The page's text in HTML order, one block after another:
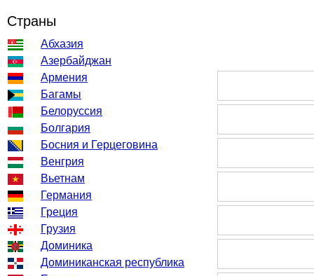
Страны
Абхазия
Азербайджан
Армения
Багамы
Белоруссия
Болгария
Босния и Герцеговина
Венгрия
Вьетнам
Германия
Греция
Грузия
Доминика
Доминиканская республика